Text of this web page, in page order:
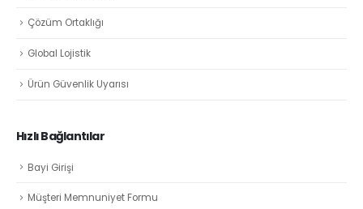
Çözüm Ortaklığı
Global Lojistik
Ürün Güvenlik Uyarısı
Hızlı Bağlantılar
Bayi Girişi
Müşteri Memnuniyet Formu